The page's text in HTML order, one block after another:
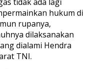
hukum di
rupanya,
dilaksanakan
dialami Hendra
TNI.